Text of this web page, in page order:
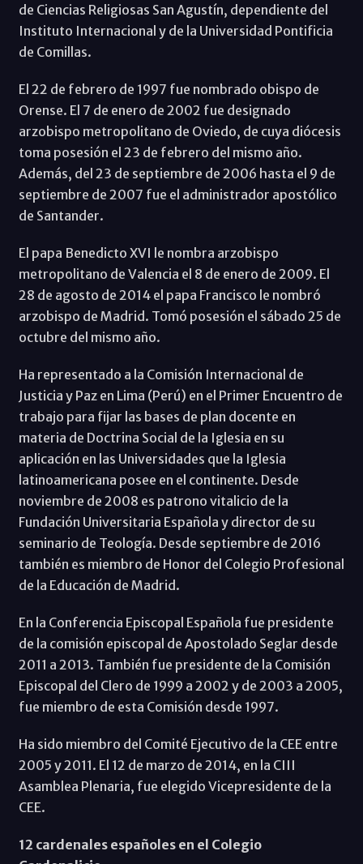
de Ciencias Religiosas San Agustín, dependiente del
Instituto Internacional y de la Universidad Pontificia
de Comillas.
El 22 de febrero de 1997 fue nombrado obispo de
Orense. El 7 de enero de 2002 fue designado
arzobispo metropolitano de Oviedo, de cuya diócesis
toma posesión el 23 de febrero del mismo año.
Además, del 23 de septiembre de 2006 hasta el 9 de
septiembre de 2007 fue el administrador apostólico
de Santander.
El papa Benedicto XVI le nombra arzobispo
metropolitano de Valencia el 8 de enero de 2009. El
28 de agosto de 2014 el papa Francisco le nombró
arzobispo de Madrid. Tomó posesión el sábado 25 de
octubre del mismo año.
Ha representado a la Comisión Internacional de
Justicia y Paz en Lima (Perú) en el Primer Encuentro de
trabajo para fijar las bases de plan docente en
materia de Doctrina Social de la Iglesia en su
aplicación en las Universidades que la Iglesia
latinoamericana posee en el continente. Desde
noviembre de 2008 es patrono vitalicio de la
Fundación Universitaria Española y director de su
seminario de Teología. Desde septiembre de 2016
también es miembro de Honor del Colegio Profesional
de la Educación de Madrid.
En la Conferencia Episcopal Española fue presidente
de la comisión episcopal de Apostolado Seglar desde
2011 a 2013. También fue presidente de la Comisión
Episcopal del Clero de 1999 a 2002 y de 2003 a 2005,
fue miembro de esta Comisión desde 1997.
Ha sido miembro del Comité Ejecutivo de la CEE entre
2005 y 2011. El 12 de marzo de 2014, en la CIII
Asamblea Plenaria, fue elegido Vicepresidente de la
CEE.
12 cardenales españoles en el Colegio